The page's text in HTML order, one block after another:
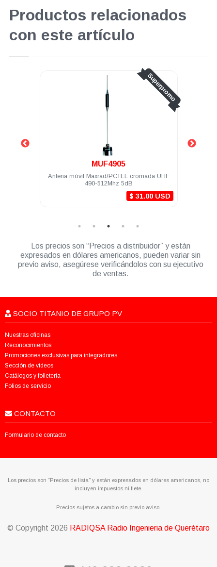
Productos relacionados
con este artículo
Superpromo
Antena móvil Maxrad/PCTEL cromada UHF
490-512Mhz 5dB
$ 31.00 USD
Los precios son “Precios a distribuidor” y están
expresados en dólares americanos, pueden variar sin
previo aviso, asegúrese verificándolos con su ejecutivo
de ventas.
SOCIO TITANIO DE GRUPO PV
Nuestras oficinas
Reconocimientos
Promociones exclusivas para integradores
Sección de videos
Catálogos y folletería
Folios de servicio
CONTACTO
Formulario de contacto
Los precios son “Precios de lista” y están expresados en dólares americanos, no
incluyen impuestos ni flete.
Precios sujetos a cambio sin previo aviso.
© Copyright 2026 RADIQSA Radio Ingenieria de Querétaro